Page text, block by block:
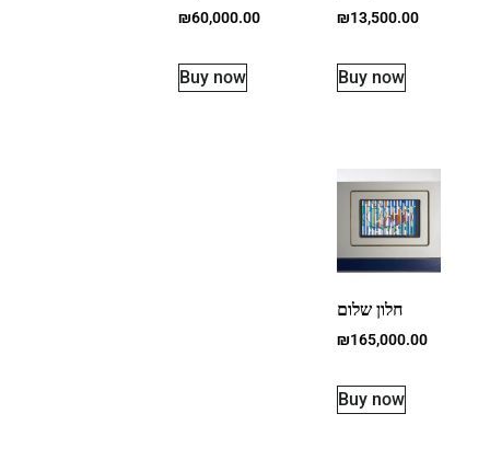
₪13,500.00
Buy now
₪60,000.00
Buy now
חלון שלום
₪165,000.00
Buy now